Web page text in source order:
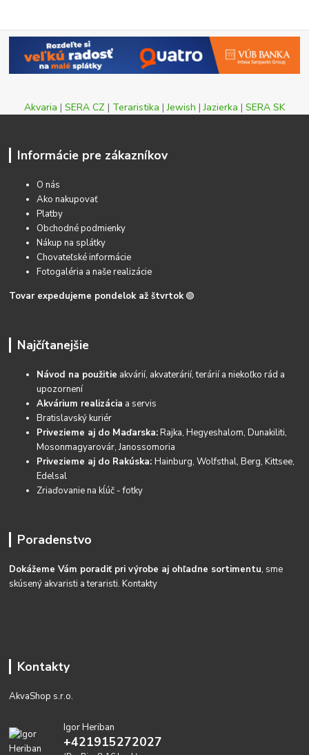
Akvaria | SERA CZ | Teraristika |Jewish |Jazierka | SERA SK
Informácie pre zákazníkov
O nás
Ako nakupovať
Platby
Obchodné podmienky
Nákup na splátky
Chovateľské informácie
Fotogaléria a naše realizácie
Tovar expedujeme pondelok až štvrtok 🟢
Najčítanejšie
Návod na použitie akvárií, akvaterárií, terárií a niekoľko rád a
upozornení
Akvárium realizácia a servis
Bratislavský kuriér
Privezieme aj do Maďarska:Rajka, Hegyeshalom, Dunakiliti,
Mosonmagyarovár, Janossomoria
Privezieme aj do Rakúska:Hainburg, Wolfsthal, Berg, Kittsee,
Edelsal
Zriaďovanie na kĺúč - fotky
Poradenstvo
Dokážeme Vám poradiť pri výrobe aj ohľadne sortimentu, sme
skúsený akvaristi a teraristi.Kontakty
Kontakty
AkvaShop s.r.o.
Igor Heriban
+421915272027